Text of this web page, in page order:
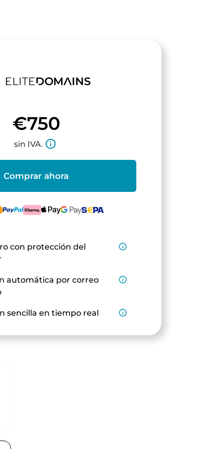
€750
sin IVA. info_outline
Comprar ahora
con protección del
info_outline
automática por correo
info_outline
sencilla en tiempo real info_outline